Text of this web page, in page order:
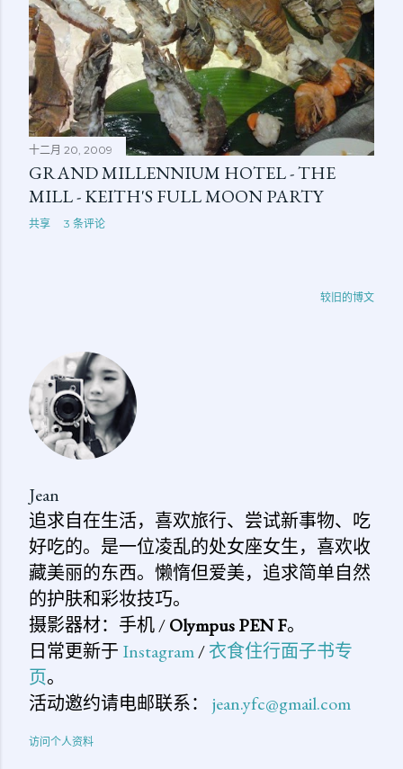
十二月 20, 2009
GRAND MILLENNIUM HOTEL - THE
MILL - KEITH'S FULL MOON PARTY
共享 3 条评论
较旧的博文
Jean
追求自在生活，喜欢旅行、尝试新事物、吃
好吃的。是一位凌乱的处女座女生，喜欢收
藏美丽的东西。懒惰但爱美，追求简单自然
的护肤和彩妆技巧。
摄影器材：手机 /Olympus PEN F。
日常更新于 Instagram/衣食住行面子书专
页。
活动邀约请电邮联系： jean.yfc@gmail.com
访问个人资料